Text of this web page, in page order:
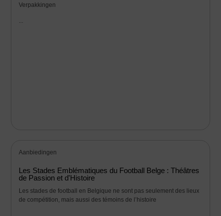
Verpakkingen
...
Aanbiedingen
Les Stades Emblématiques du Football Belge : Théâtres
de Passion et d'Histoire
Les stades de football en Belgique ne sont pas seulement des lieux
de compétition, mais aussi des témoins de l’histoire